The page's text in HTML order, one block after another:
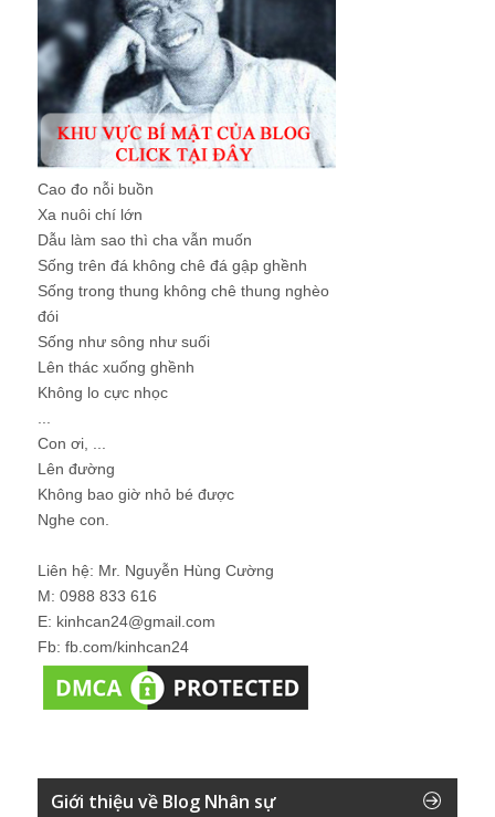
Cao đo nỗi buồn
Xa nuôi chí lớn
Dẫu làm sao thì cha vẫn muốn
Sống trên đá không chê đá gập ghềnh
Sống trong thung không chê thung nghèo
đói
Sống như sông như suối
Lên thác xuống ghềnh
Không lo cực nhọc
Con ơi, ...
Lên đường
Không bao giờ nhỏ bé được
Nghe con.
Liên hệ: Mr. Nguyễn Hùng Cường
M: 0988 833 616
E: kinhcan24@gmail.com
Fb: fb.com/kinhcan24
Giới thiệu về Blog Nhân sự